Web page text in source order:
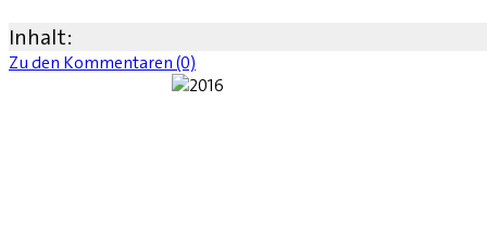
Inhalt:
Zu den Kommentaren (0)